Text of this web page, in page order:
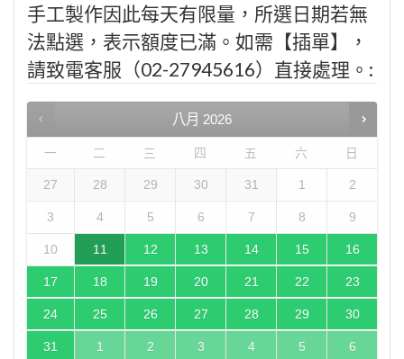
手工製作因此每天有限量，所選日期若無
法點選，表示額度已滿。如需【插單】，
請致電客服（02-27945616）直接處理。:
八月 2026
一 二 三 四 五 六 日
27 28 29 30 31 1 2
3 4 5 6 7 8 9
10 11 12 13 14 15 16
17 18 19 20 21 22 23
24 25 26 27 28 29 30
31 1 2 3 4 5 6